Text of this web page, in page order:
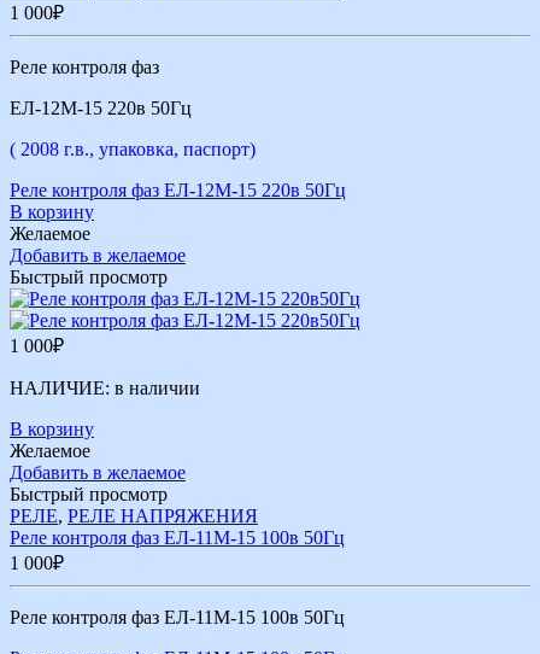
1 000₽
Реле контроля фаз
ЕЛ-12М-15 220в 50Гц
( 2008 г.в., упаковка, паспорт)
Реле контроля фаз ЕЛ-12М-15 220в 50Гц
В корзину
Желаемое
Добавить в желаемое
Быстрый просмотр
1 000₽
НАЛИЧИЕ: в наличии
В корзину
Желаемое
Добавить в желаемое
Быстрый просмотр
РЕЛЕ, РЕЛЕ НАПРЯЖЕНИЯ
Реле контроля фаз ЕЛ-11М-15 100в 50Гц
1 000₽
Реле контроля фаз ЕЛ-11М-15 100в 50Гц